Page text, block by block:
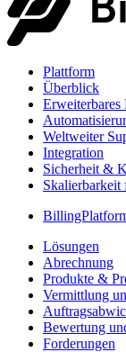
Plattform
Überblick
Erweiterbares
Weltweiter
Integration
Sicherheit &
Skalierbarkeit
Lösungen
Abrechnung
Produkte &
Vermittlung
Bewertung
Forderungen